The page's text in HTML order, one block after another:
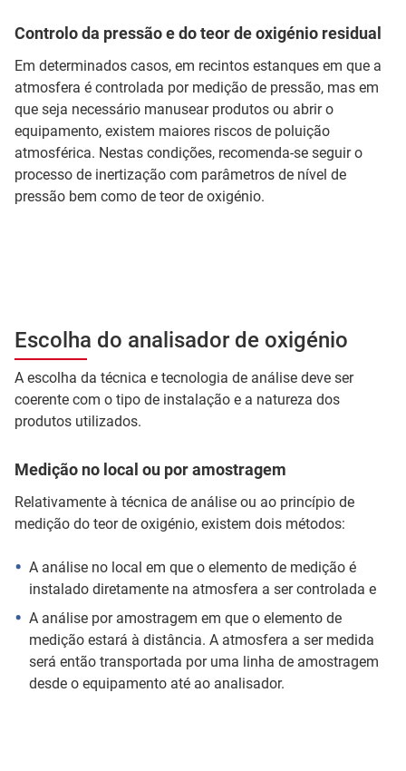
Controlo da pressão e do teor de oxigénio residual
Em determinados casos, em recintos estanques em que a
atmosfera é controlada por medição de pressão, mas em
que seja necessário manusear produtos ou abrir o
equipamento, existem maiores riscos de poluição
atmosférica. Nestas condições, recomenda-se seguir o
processo de inertização com parâmetros de nível de
pressão bem como de teor de oxigénio.
Escolha do analisador de oxigénio
A escolha da técnica e tecnologia de análise deve ser
coerente com o tipo de instalação e a natureza dos
produtos utilizados.
Medição no local ou por amostragem
Relativamente à técnica de análise ou ao princípio de
medição do teor de oxigénio, existem dois métodos:
A análise no local em que o elemento de medição é
instalado diretamente na atmosfera a ser controlada e
A análise por amostragem em que o elemento de
medição estará à distância. A atmosfera a ser medida
será então transportada por uma linha de amostragem
desde o equipamento até ao analisador.